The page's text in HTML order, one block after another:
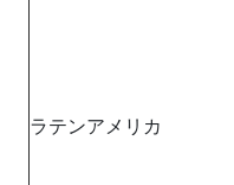
ラテンアメリカ